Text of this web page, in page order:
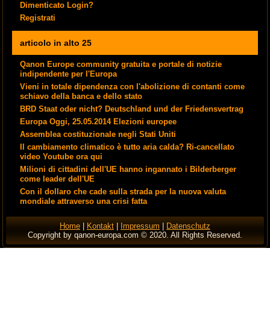
Dimenticato Login?
Registrati
articolo in alto 25
Qanon Europe community gratuita e portale di notizie
indipendente per l'Europa
Vieni in totale dipendenza con l'abolizione di contanti come
schiavo della banca e dello stato
BRD Staat oder nicht? Deutschland und der Friedensvertrag
Europa Oggi, 25.05.2014 Elezioni europee
Assemblea costituzionale negli Stati Uniti
Il cambiamento climatico è tutto aria calda? Ri-cancellato
video Youtube ora qui
Milioni di cittadini dell'UE hanno ingannato i Bilderberger
come leader dell'UE
Con il dollaro che cade sulla strada per la nuova valuta
mondiale attraverso una crisi fatta
Home Kontakt Impressum
Datenschutz
Copyright by qanon-europa.com © 2020. All Rights Reserved.